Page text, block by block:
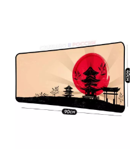
Подарочная
упаковка